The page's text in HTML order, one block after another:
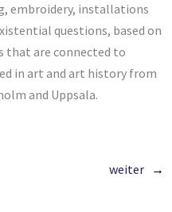
embroidery, installations
questions, based on
that are connected to
in art and art history from
and Uppsala.
weiter